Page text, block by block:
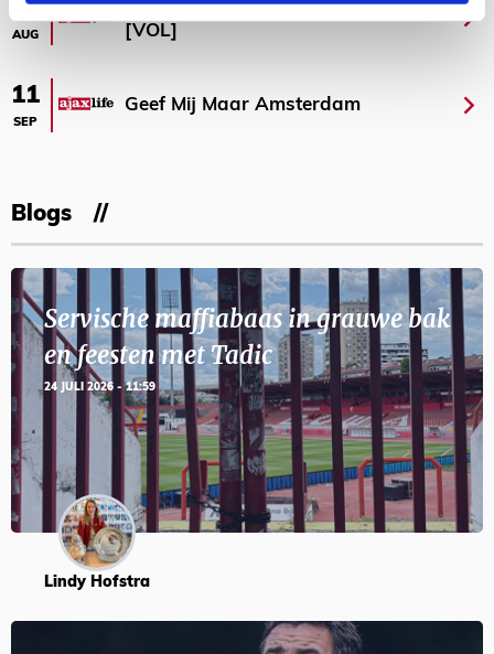
23
AUG
Selectiedag ballenjongens/-meiden
[VOL]
11
SEP
Geef Mij Maar Amsterdam
Blogs
Servische maffiabaas in grauwe bak
en feesten met Tadic
24 JULI 2026 - 11:59
Lindy Hofstra